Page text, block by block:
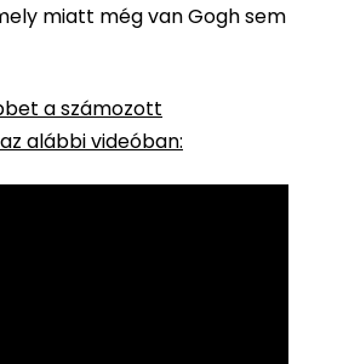
miatt még van Gogh sem
a számozott
alábbi videóban: